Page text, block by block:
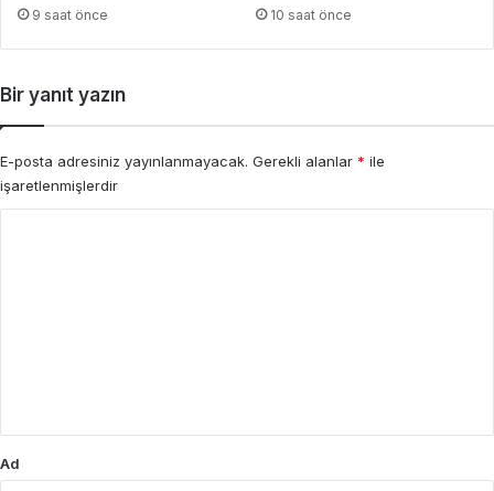
9 saat önce 10 saat önce
Bir yanıt yazın
E-posta adresiniz yayınlanmayacak. Gerekli alanlar * ile
işaretlenmişlerdir
Ad